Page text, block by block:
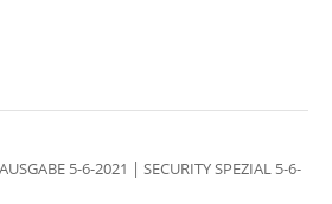
AUSGABE 5-6-2021 | SECURITY SPEZIAL 5-6-